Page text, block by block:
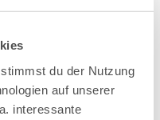
du der Nutzung
auf unserer
interessante